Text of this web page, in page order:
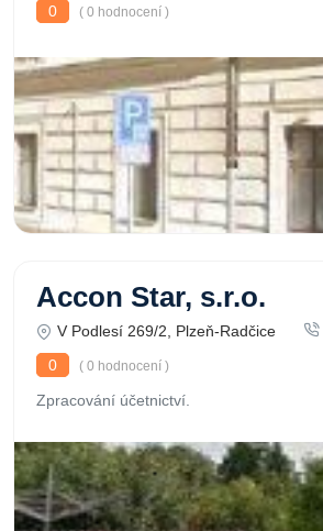
0
( 0 hodnocení )
Accon Star, s.r.o.
V Podlesí 269/2, Plzeň-Radčice
0
( 0 hodnocení )
Zpracování účetnictví.